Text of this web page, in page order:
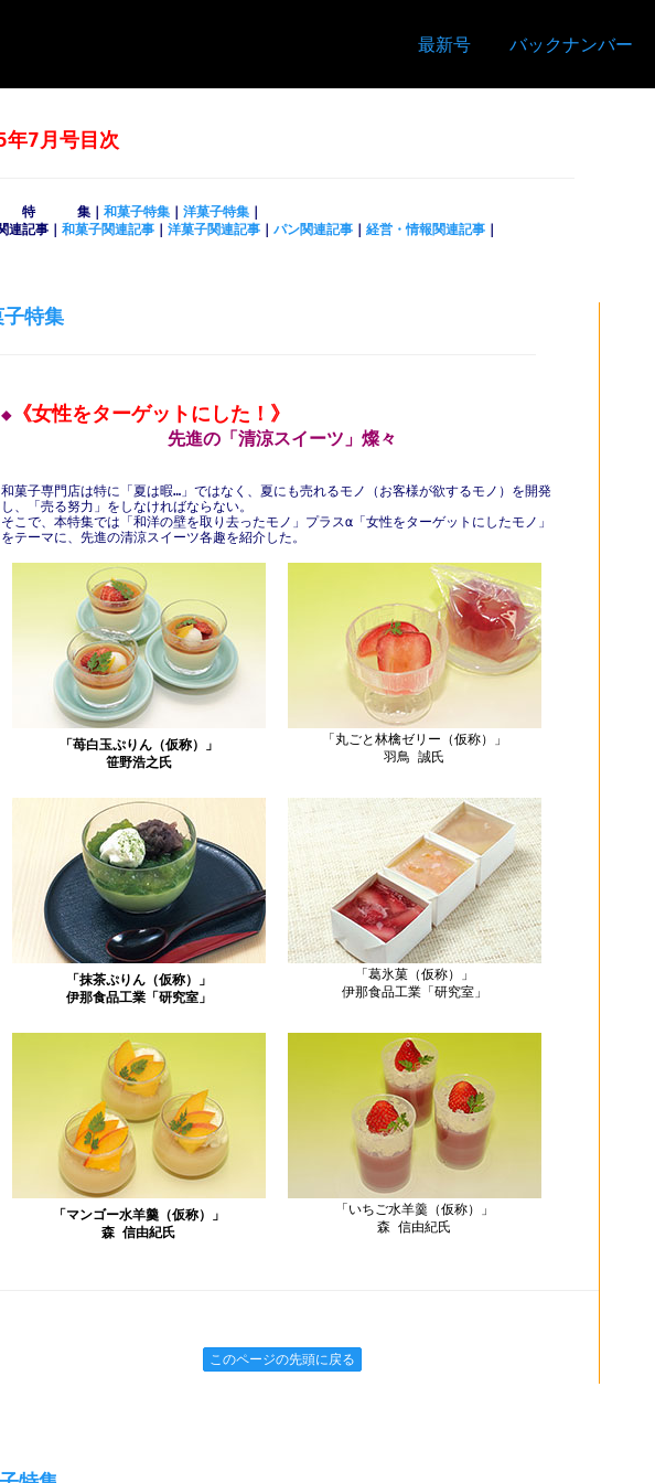
最新号 バックナンバー
7月号目次
集｜ 和菓子特集 洋菓子特集
連記事｜ 和菓子関連記事 洋菓子関連記事 パン関連記事 経営・情報関連記事
特集
◆《女性をターゲットにした！》
先進の「清涼スイーツ」燦々
和菓子専門店は特に「夏は暇…」ではなく、夏にも売れるモノ（お客様が欲するモノ）を開発
し、「売る努力」をしなければならない。
そこで、本特集では「和洋の壁を取り去ったモノ」プラスα「女性をターゲットにしたモノ」
をテーマに、先進の清涼スイーツ各趣を紹介した。
「苺白玉ぷりん（仮称）」
笹野浩之氏
「丸ごと林檎ゼリー（仮称）」
羽鳥 誠氏
「抹茶ぷりん（仮称）」
伊那食品工業「研究室」
「葛氷菓（仮称）」
伊那食品工業「研究室」
「マンゴー水羊羹（仮称）」
森 信由紀氏
「いちご水羊羹（仮称）」
森 信由紀氏
このページの先頭に戻る